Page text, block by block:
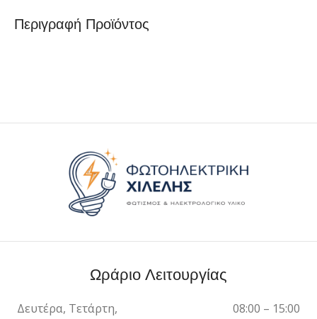
Περιγραφή Προϊόντος
Ωράριο Λειτουργίας
Δευτέρα, Τετάρτη,
08:00 – 15:00